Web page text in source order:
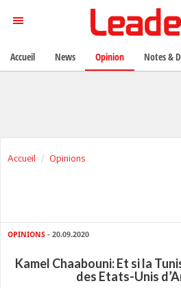
Accueil Opinions
OPINIONS - 20.09.2020
Kamel Chaabouni: Et si la
des Etats-Unis
Accueil News Opinion Notes &